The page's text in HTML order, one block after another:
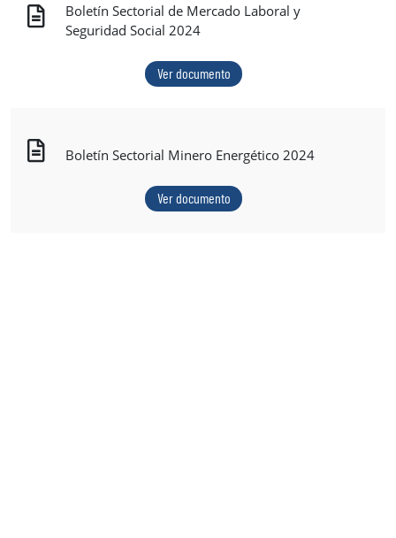
Boletín Sectorial de Mercado Laboral y
Seguridad Social 2024
Ver documento
Boletín Sectorial Minero Energético 2024
Ver documento